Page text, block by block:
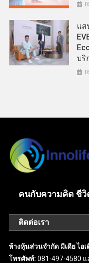
แส
บริ
คนกับความคิด ชีวิ
ติดต่อเรา
ห้างหุ้นส่วนจำกัด มีเดีย ไอ
โทรศัพท์: 081-497-4580